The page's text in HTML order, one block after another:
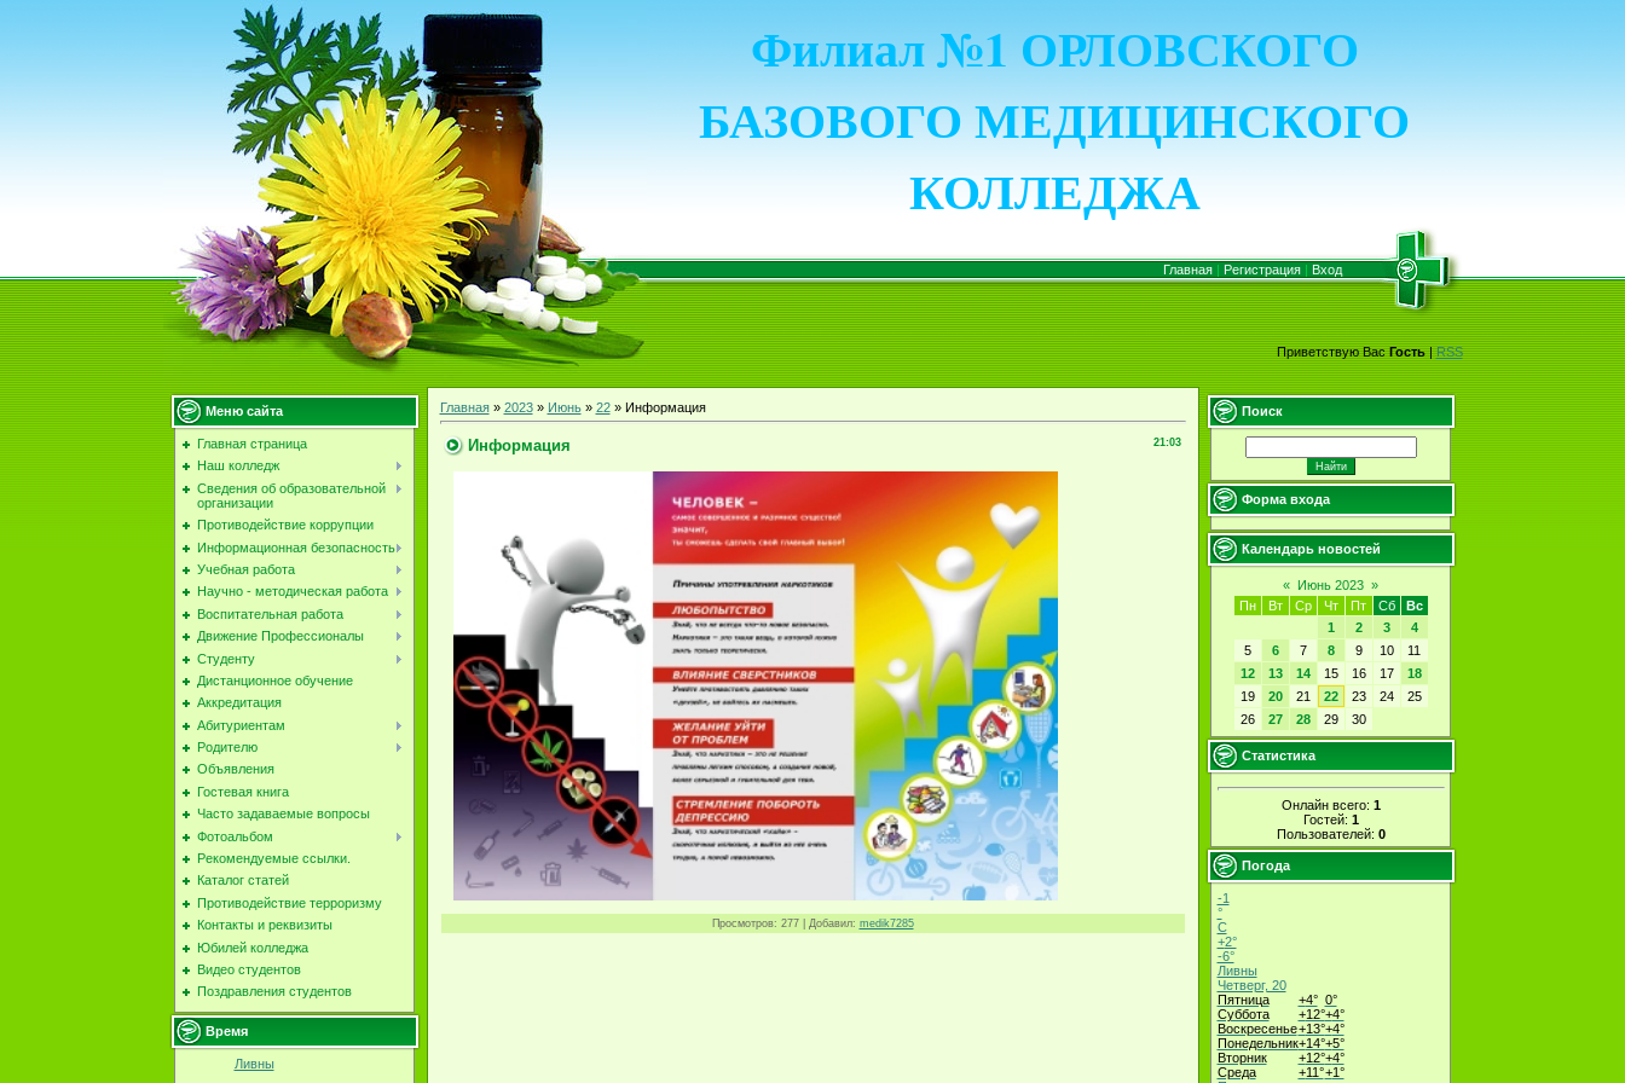
Филиал №1 ОРЛОВСКОГО
БАЗОВОГО МЕДИЦИНСКОГО
КОЛЛЕДЖА
Главная| Регистрация| Вход
Приветствую Вас Гость|RSS
Меню сайта
Главная страница
Наш колледж
Сведения об образовательной
организации
Противодействие коррупции
Информационная безопасность
Учебная работа
Научно - методическая работа
Воспитательная работа
Движение Профессионалы
Студенту
Дистанционное обучение
Аккредитация
Абитуриентам
Родителю
Объявления
Гостевая книга
Часто задаваемые вопросы
Фотоальбом
Рекомендуемые ссылки.
Каталог статей
Противодействие терроризму
Контакты и реквизиты
Юбилей колледжа
Видео студентов
Поздравления студентов
Время
Ливны
Главная» 2023 » Июнь » 22» Информация
21:03
Информация
Просмотров: 277 | Добавил: medik7285
Поиск
Форма входа
Календарь новостей
« Июнь 2023 »
Пн
Вт Ср Чт Пт Сб
Вс
1
2 3
4
5
6 7 8 9 10
11
12
13 14 15 16 17
18
19
20 21 22 23 24
25
26
27 28 29 30
Статистика
Онлайн всего: 1
Гостей: 1
Пользователей: 0
Погода
-1
°
C
+2°
-6°
Ливны
Четверг, 20
Пятница
+4° 0°
Суббота
+12°+4°
Воскресенье+13°+4°
Понедельник+14°+5°
Вторник
+12°+4°
Среда
+11°+1°